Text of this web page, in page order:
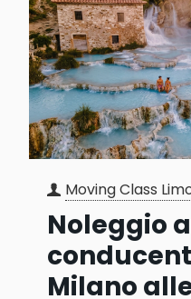
Moving Class
Noleggio
Milano